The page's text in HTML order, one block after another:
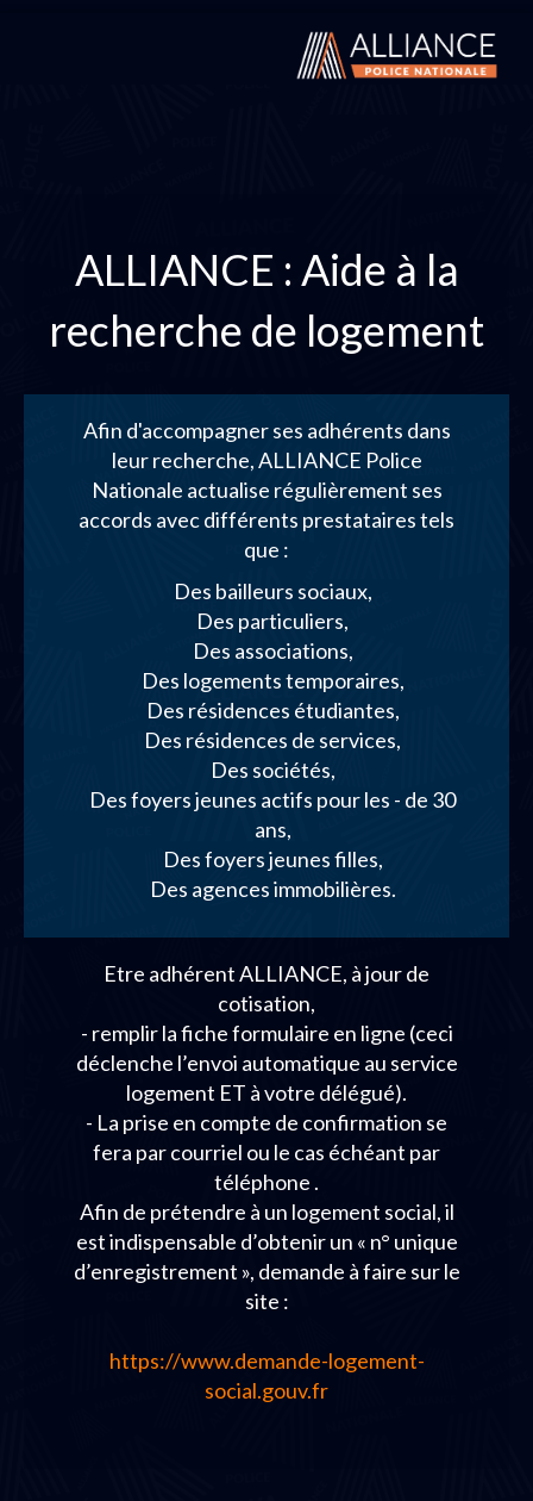
ALLIANCE : Aide à la
recherche de logement
Afin d'accompagner ses adhérents dans
leur recherche, ALLIANCE Police
Nationale actualise régulièrement ses
accords avec différents prestataires tels
que :
Des bailleurs sociaux,
Des particuliers,
Des associations,
Des logements temporaires,
Des résidences étudiantes,
Des résidences de services,
Des sociétés,
Des foyers jeunes actifs pour les - de 30
ans,
Des foyers jeunes filles,
Des agences immobilières.
Etre adhérent ALLIANCE, à jour de
cotisation,
- remplir la fiche formulaire en ligne (ceci
déclenche l’envoi automatique au service
logement ET à votre délégué).
- La prise en compte de confirmation se
fera par courriel ou le cas échéant par
téléphone .
Afin de prétendre à un logement social, il
est indispensable d’obtenir un « n° unique
d’enregistrement », demande à faire sur le
site :
https://www.demande-logement-
social.gouv.fr